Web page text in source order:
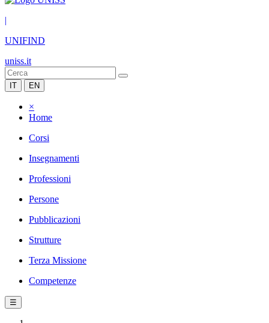
|
UNIFIND
uniss.it
IT EN
×
Home
Corsi
Insegnamenti
Professioni
Persone
Pubblicazioni
Strutture
Terza Missione
Competenze
☰